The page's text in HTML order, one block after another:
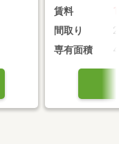
賃料
間取り
専有面積